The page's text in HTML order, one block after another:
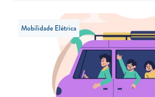
Mobilidade Elétrica